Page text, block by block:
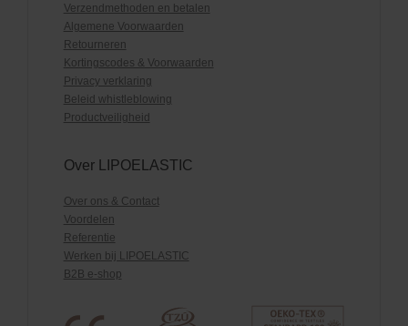
Verzendmethoden en betalen
Algemene Voorwaarden
Retourneren
Kortingscodes & Voorwaarden
Privacy verklaring
Beleid whistleblowing
Productveiligheid
Over LIPOELASTIC
Over ons & Contact
Voordelen
Referentie
Werken bij LIPOELASTIC
B2B e-shop